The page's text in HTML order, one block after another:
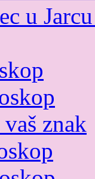
u
znak